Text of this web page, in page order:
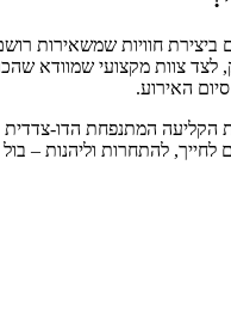
חוויות שמשאירות רושם.
צוות מקצועי שמוודא שהכול
האירוע.
המתנפחת הדו-צדדית
להתחרות וליהנות – בול